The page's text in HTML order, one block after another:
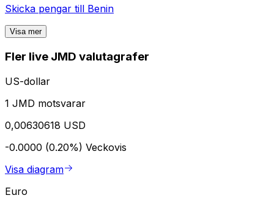
Skicka pengar till Benin
Visa mer
Fler live JMD valutagrafer
US-dollar
1 JMD motsvarar
0,00630618 USD
-0.0000 (0.20%) Veckovis
Visa diagram
Euro